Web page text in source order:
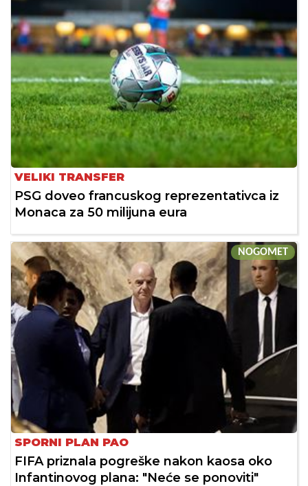
VELIKI TRANSFER
PSG doveo francuskog reprezentativca iz
Monaca za 50 milijuna eura
NOGOMET
SPORNI PLAN PAO
FIFA priznala pogreške nakon kaosa oko
Infantinovog plana: "Neće se ponoviti"